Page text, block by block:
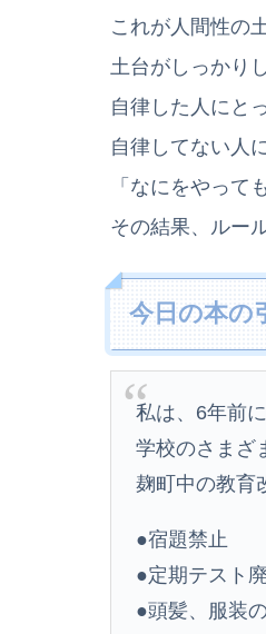
これが人間性の
土台がしっかり
自律した人にと
自律してない人
「なにをやって
その結果、ルー
今日の本の
私は、6年前
学校のさまざ
麹町中の教育
●宿題禁止
●定期テスト
●頭髪、服装